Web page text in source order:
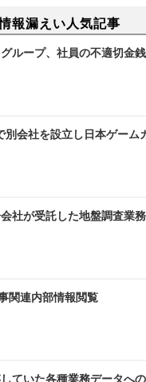
報漏えい人気記事
ープ、社員の不適切金
会社を設立し日本ゲーム
社が受託した地盤調査業
関連内部情報閲覧
ていた各種業務データへ